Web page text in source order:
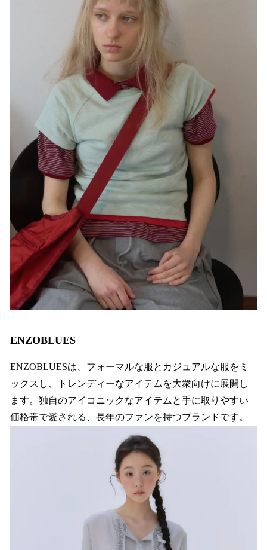
ENZOBLUES
ENZOBLUESは、フォーマルな服とカジュアルな服をミ
ックスし、トレンディーなアイテムを大衆向けに展開し
ます。独自のアイコニックなアイテムと手に取りやすい
価格帯で愛される、長年のファンを持つブランドです。